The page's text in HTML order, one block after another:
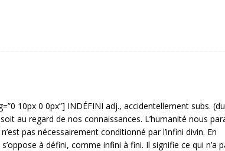
10px 0 0px”] INDÉFINI adj., accidentellement subs. (du
au regard de nos connaissances. L’humanité nous
pas nécessairement conditionné par l’infini divin. En
à défini, comme infini à fini. Il signifie ce qui n’a